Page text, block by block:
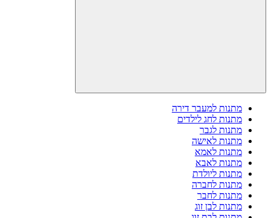
מתנות למעבר דירה
מתנות לחג לילדים
מתנות לגבר
מתנות לאישה
מתנות לאמא
מתנות לאבא
מתנות ליולדת
מתנות לחברה
מתנות לחבר
מתנות לבן זוג